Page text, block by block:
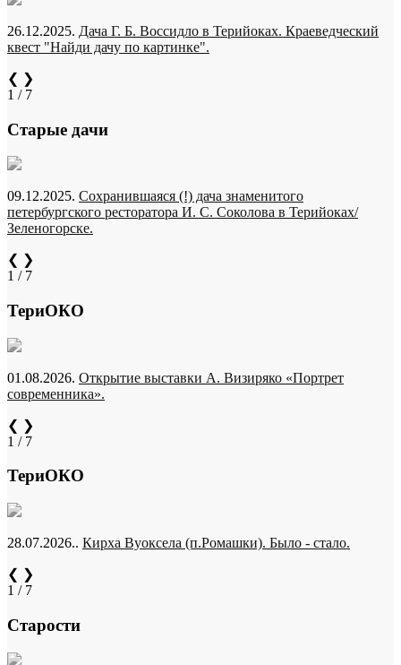
26.12.2025. Дача Г. Б. Воссидло в Терийоках. Краеведческий
квест "Найди дачу по картинке".
❮ ❯
1 / 7
Старые дачи
09.12.2025. Сохранившаяся (!) дача знаменитого
петербургского ресторатора И. С. Соколова в Терийоках/
Зеленогорске.
❮ ❯
1 / 7
ТериОКО
01.08.2026. Открытие выставки А. Визиряко «Портрет
современника».
❮ ❯
1 / 7
ТериОКО
28.07.2026.. Кирха Вуоксела (п.Ромашки). Было - стало.
❮ ❯
1 / 7
Старости